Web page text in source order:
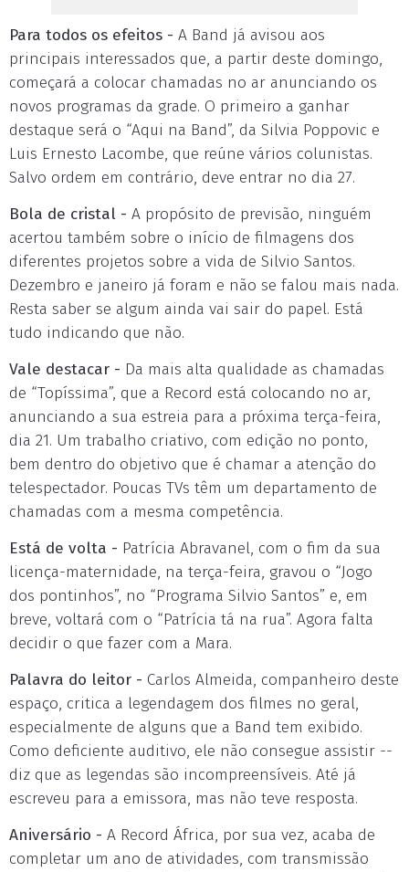
Para todos os efeitos - A Band já avisou aos
principais interessados que, a partir deste domingo,
começará a colocar chamadas no ar anunciando os
novos programas da grade. O primeiro a ganhar
destaque será o “Aqui na Band”, da Silvia Poppovic e
Luis Ernesto Lacombe, que reúne vários colunistas.
Salvo ordem em contrário, deve entrar no dia 27.
Bola de cristal - A propósito de previsão, ninguém
acertou também sobre o início de filmagens dos
diferentes projetos sobre a vida de Silvio Santos.
Dezembro e janeiro já foram e não se falou mais nada.
Resta saber se algum ainda vai sair do papel. Está
tudo indicando que não.
Vale destacar - Da mais alta qualidade as chamadas
de “Topíssima”, que a Record está colocando no ar,
anunciando a sua estreia para a próxima terça-feira,
dia 21. Um trabalho criativo, com edição no ponto,
bem dentro do objetivo que é chamar a atenção do
telespectador. Poucas TVs têm um departamento de
chamadas com a mesma competência.
Está de volta - Patrícia Abravanel, com o fim da sua
licença-maternidade, na terça-feira, gravou o “Jogo
dos pontinhos”, no “Programa Silvio Santos” e, em
breve, voltará com o “Patrícia tá na rua”. Agora falta
decidir o que fazer com a Mara.
Palavra do leitor - Carlos Almeida, companheiro deste
espaço, critica a legendagem dos filmes no geral,
especialmente de alguns que a Band tem exibido.
Como deficiente auditivo, ele não consegue assistir --
diz que as legendas são incompreensíveis. Até já
escreveu para a emissora, mas não teve resposta.
Aniversário - A Record África, por sua vez, acaba de
completar um ano de atividades, com transmissão